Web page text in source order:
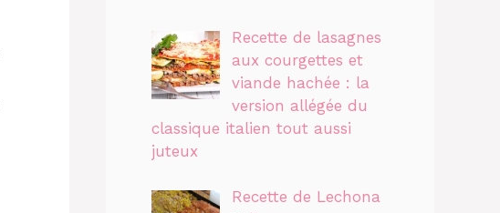
Recette de lasagnes
aux courgettes et
viande hachée : la
version allégée du
classique italien tout aussi
juteux
Recette de Lechona